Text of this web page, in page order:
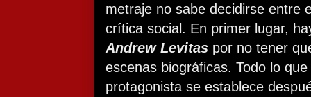
metraje no sabe decidirse entre
crítica social. En primer lugar,
Andrew Levitas por no tener
escenas biográficas. Todo lo
protagonista se establece